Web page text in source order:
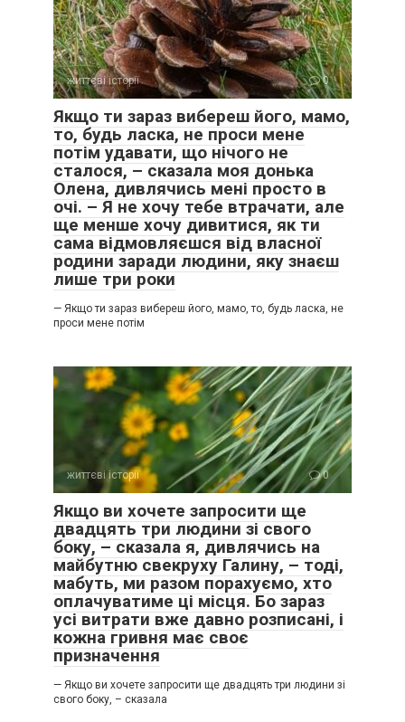
Вона здивувалася.
— Ти про що?
— Про те, що я не можу бути всім зручною щодня.
Вона сіла навпроти.
— Тобі хтось щось сказав?
життєві історії 0
Якщо ти зараз вибереш його, мамо,
то, будь ласка, не проси мене
потім удавати, що нічого не
сталося, – сказала моя донька
Олена, дивлячись мені просто в
очі. – Я не хочу тебе втрачати, але
ще менше хочу дивитися, як ти
сама відмовляєшся від власної
родини заради людини, яку знаєш
лише три роки
— Якщо ти зараз вибереш його, мамо, то, будь ласка, не
проси мене потім
життєві історії 0
Якщо ви хочете запросити ще
двадцять три людини зі свого
боку, – сказала я, дивлячись на
майбутню свекруху Галину, – тоді,
мабуть, ми разом порахуємо, хто
оплачуватиме ці місця. Бо зараз
усі витрати вже давно розписані, і
кожна гривня має своє
призначення
— Якщо ви хочете запросити ще двадцять три людини зі
свого боку, – сказала